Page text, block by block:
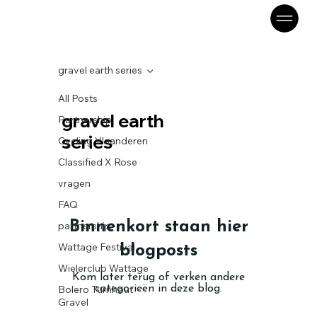
All Posts
Partnership
Cycling Vlaanderen
Classified X Rose
vragen
FAQ
partnership
Wattage Festival
Wielerclub Wattage
Bolero Turnhout
Gravel
gravel earth series
gravel earth
series
Binnenkort staan hier
blogposts
Kom later terug of verken andere
categorieën in deze blog.